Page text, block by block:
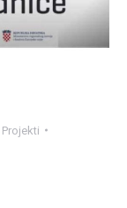
Projekti